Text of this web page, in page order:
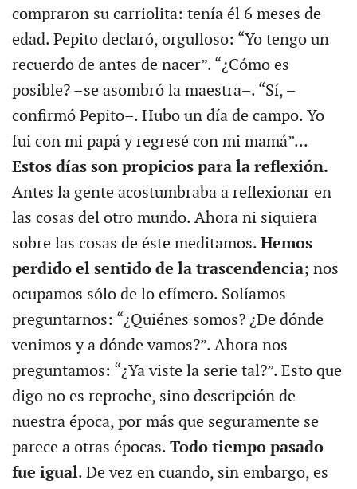
compraron su carriolita: tenía él 6 meses de
edad. Pepito declaró, orgulloso: “Yo tengo un
recuerdo de antes de nacer”. “¿Cómo es
posible? –se asombró la maestra–. “Sí, –
confirmó Pepito–. Hubo un día de campo. Yo
fui con mi papá y regresé con mi mamá”...
Estos días son propicios para la reflexión.
Antes la gente acostumbraba a reflexionar en
las cosas del otro mundo. Ahora ni siquiera
sobre las cosas de éste meditamos. Hemos
perdido el sentido de la trascendencia; nos
ocupamos sólo de lo efímero. Solíamos
preguntarnos: “¿Quiénes somos? ¿De dónde
venimos y a dónde vamos?”. Ahora nos
preguntamos: “¿Ya viste la serie tal?”. Esto que
digo no es reproche, sino descripción de
nuestra época, por más que seguramente se
parece a otras épocas. Todo tiempo pasado
fue igual. De vez en cuando, sin embargo, es